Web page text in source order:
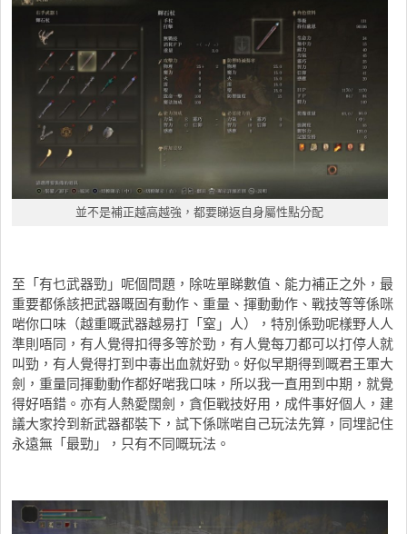
並不是補正越高越強，都要睇返自身屬性點分配
至「有乜武器勁」呢個問題，除咗單睇數值、能力補正之外，最
重要都係該把武器嘅固有動作、重量、揮動動作、戰技等等係咪
啱你口味（越重嘅武器越易打「窒」人），特別係勁呢樣野人人
準則唔同，有人覺得扣得多等於勁，有人覺每刀都可以打停人就
叫勁，有人覺得打到中毒出血就好勁。好似早期得到嘅君王軍大
劍，重量同揮動動作都好啱我口味，所以我一直用到中期，就覺
得好唔錯。亦有人熱愛闊劍，貪佢戰技好用，成件事好個人，建
議大家拎到新武器都裝下，試下係咪啱自己玩法先算，同埋記住
永遠無「最勁」，只有不同嘅玩法。